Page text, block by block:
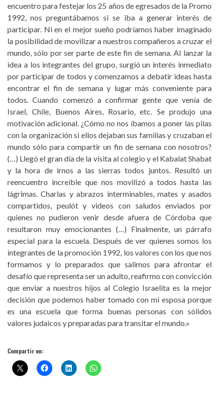
encuentro para festejar los 25 años de egresados de la Promo
1992, nos preguntábamos si se iba a generar interés de
participar. Ni en el mejor sueño podríamos haber imaginado
la posibilidad de movilizar a nuestros compañeros a cruzar el
mundo, sólo por ser parte de este fin de semana. Al lanzar la
idea a los integrantes del grupo, surgió un interés inmediato
por participar de todos y comenzamos a debatir ideas hasta
encontrar el fin de semana y lugar más conveniente para
todos. Cuando comenzó a confirmar gente que venía de
Israel, Chile, Buenos Aires, Rosario, etc. Se produjo una
motivación adicional. ¿Cómo no nos íbamos a poner las pilas
con la organización si ellos dejaban sus familias y cruzaban el
mundo sólo para compartir un fin de semana con nosotros?
(…) Llegó el gran día de la visita al colegio y el Kabalat Shabat
y la hora de irnos a las sierras todos juntos. Resultó un
reencuentro increíble que nos movilizó a todos hasta las
lágrimas. Charlas y abrazos interminables, mates y asados
compartidos, peulót y videos con saludos enviados por
quienes no pudieron venir desde afuera de Córdoba que
resultaron muy emocionantes (…) Finalmente, un párrafo
especial para la escuela. Después de ver quienes somos los
integrantes de la promoción 1992, los valores con los que nos
formamos y lo preparados que salimos para afrontar el
desafío que representa ser un adulto, reafirmo con convicción
que enviar a nuestros hijos al Colegio Israelita es la mejor
decisión que podemos haber tomado con mi esposa porque
es una escuela que forma buenas personas con sólidos
valores judaicos y preparadas para transitar el mundo.»
Compartir en: